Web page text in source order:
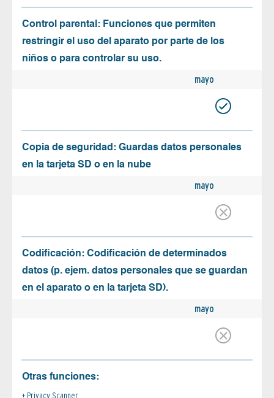
Control parental: Funciones que permiten
restringir el uso del aparato por parte de los
niños o para controlar su uso.
mayo
Copia de seguridad: Guardas datos personales
en la tarjeta SD o en la nube
mayo
Codificación: Codificación de determinados
datos (p. ejem. datos personales que se guardan
en el aparato o en la tarjeta SD).
mayo
Otras funciones:
Privacy Scanner